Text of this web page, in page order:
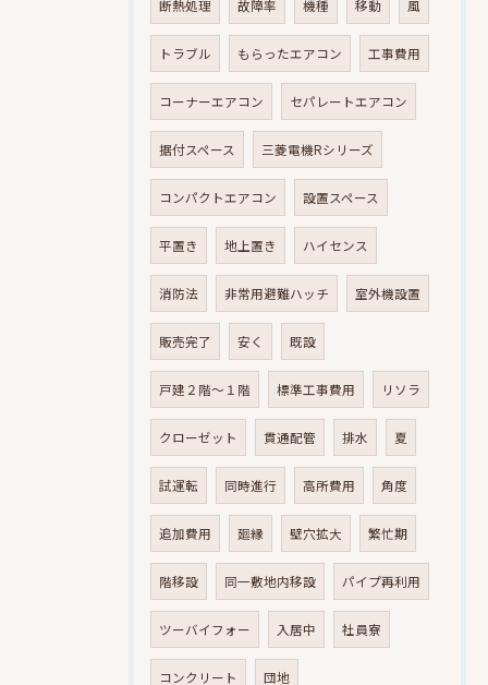
断熱処理 故障率 機種 移動 風
トラブル もらったエアコン 工事費用
コーナーエアコン セパレートエアコン
据付スペース 三菱電機Rシリーズ
コンパクトエアコン 設置スペース
平置き 地上置き ハイセンス
消防法 非常用避難ハッチ 室外機設置
販売完了 安く 既設
戸建２階～１階 標準工事費用 リソラ
クローゼット 貫通配管 排水 夏
試運転 同時進行 高所費用 角度
追加費用 廻縁 壁穴拡大 繁忙期
階移設 同一敷地内移設 パイプ再利用
ツーバイフォー 入居中 社員寮
コンクリート 団地